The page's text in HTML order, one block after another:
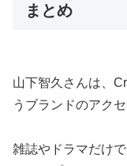
まとめ
山下智久さんは、
うブランドのアク
雑誌やドラマだけ